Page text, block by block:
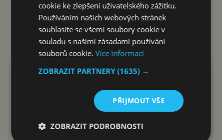
První Xiaomi hodinky se
systémem HyperOS jsou za
rohem. Co od nich čekat?
24.10.2023
cookie ke zlepšení uživatelského zážitku.
Používáním našich webových stránek
souhlasíte se všemi soubory cookie v
souladu s našimi zásadami používání
souborů cookie.Více informací
ZOBRAZIT PARTNERY(1635) →
PŘIJMOUT VŠE
ZOBRAZIT PODROBNOSTI